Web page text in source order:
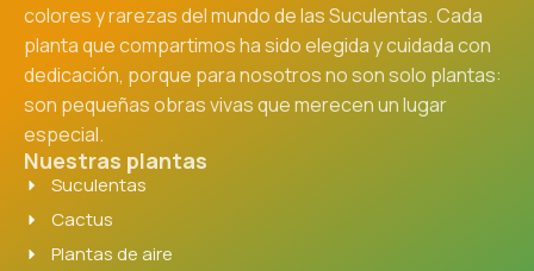
colores y rarezas del mundo de las Suculentas. Cada
planta que compartimos ha sido elegida y cuidada con
dedicación, porque para nosotros no son solo plantas:
son pequeñas obras vivas que merecen un lugar
especial.
Nuestras plantas
Suculentas
Cactus
Plantas de aire